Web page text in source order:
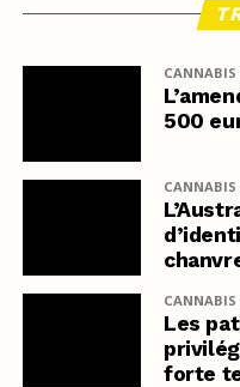
CANNABIS
500
CANNABIS
CANNABIS
Les
forte